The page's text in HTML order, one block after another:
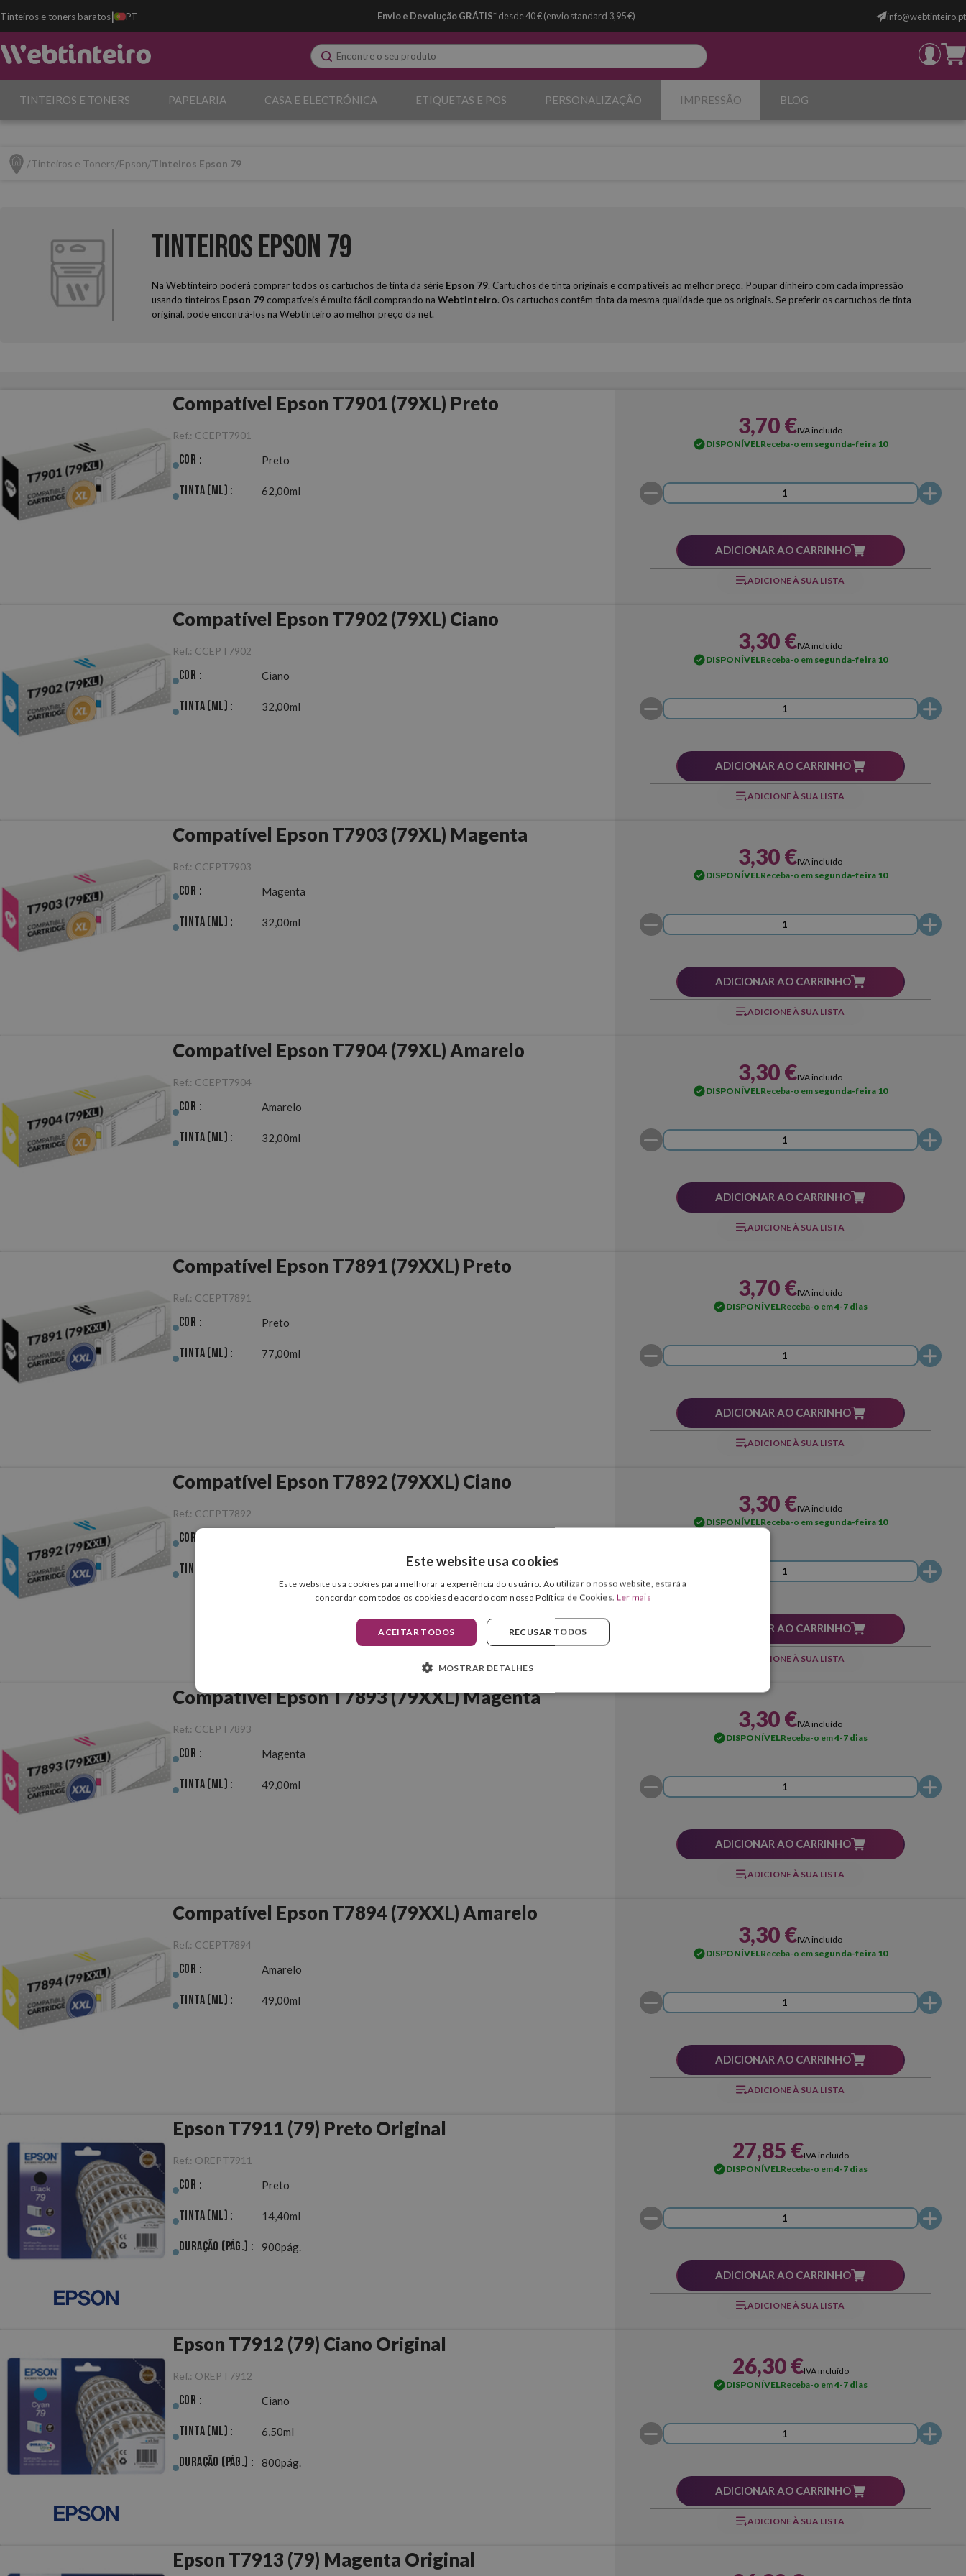
Tinteiros e toners baratos| PT Envio e Devolução GRÁTIS*desde 40 € (envio standard 3,95 €) info@webtinteiro.pt
TINTEIROS E TONERS PAPELARIA CASA E ELECTRÓNICA ETIQUETAS E POS PERSONALIZAÇÃO IMPRESSÃO BLOG
Tinteiros e Toners Epson Tinteiros Epson 79
Tinteiros Epson 79
Na Webtinteiro poderá comprar todos os cartuchos de tinta da série Epson 79. Cartuchos de tinta originais e compatíveis ao melhor preço. Poupar dinheiro com cada impressão
usando tinteiros Epson 79compatíveis é muito fácil comprando na Webtinteiro. Os cartuchos contêm tinta da mesma qualidade que os originais. Se preferir os cartuchos de tinta
original, pode encontrá-los na Webtinteiro ao melhor preço da net.
Compatível Epson T7901 (79XL) Preto
Ref.: CCEPT7901
Cor : Preto
Tinta (ml) : 62,00ml
3,70 €IVA incluído
DISPONÍVELReceba-o em segunda-feira 10
ADICIONAR AO CARRINHO
ADICIONE À SUA LISTA
Compatível Epson T7902 (79XL) Ciano
Ref.: CCEPT7902
Cor : Ciano
Tinta (ml) : 32,00ml
3,30 €IVA incluído
DISPONÍVELReceba-o em segunda-feira 10
ADICIONAR AO CARRINHO
ADICIONE À SUA LISTA
Compatível Epson T7903 (79XL) Magenta
Ref.: CCEPT7903
Cor : Magenta
Tinta (ml) : 32,00ml
3,30 €IVA incluído
DISPONÍVELReceba-o em segunda-feira 10
ADICIONAR AO CARRINHO
ADICIONE À SUA LISTA
Compatível Epson T7904 (79XL) Amarelo
Ref.: CCEPT7904
Cor : Amarelo
Tinta (ml) : 32,00ml
3,30 €IVA incluído
DISPONÍVELReceba-o em segunda-feira 10
ADICIONAR AO CARRINHO
ADICIONE À SUA LISTA
Compatível Epson T7891 (79XXL) Preto
Ref.: CCEPT7891
Cor : Preto
Tinta (ml) : 77,00ml
3,70 €IVA incluído
DISPONÍVELReceba-o em4-7 dias
ADICIONAR AO CARRINHO
ADICIONE À SUA LISTA
Compatível Epson T7892 (79XXL) Ciano
Ref.: CCEPT7892
Cor :
Tinta (ml) :
3,30 €IVA incluído
DISPONÍVELReceba-o em segunda-feira 10
ADICIONAR AO CARRINHO
ADICIONE À SUA LISTA
Compatível Epson T7893 (79XXL) Magenta
Ref.: CCEPT7893
Cor : Magenta
Tinta (ml) : 49,00ml
3,30 €IVA incluído
DISPONÍVELReceba-o em4-7 dias
ADICIONAR AO CARRINHO
ADICIONE À SUA LISTA
Compatível Epson T7894 (79XXL) Amarelo
Ref.: CCEPT7894
Cor : Amarelo
Tinta (ml) : 49,00ml
3,30 €IVA incluído
DISPONÍVELReceba-o em segunda-feira 10
ADICIONAR AO CARRINHO
ADICIONE À SUA LISTA
Epson T7911 (79) Preto Original
Ref.: OREPT7911
Cor : Preto
Tinta (ml) : 14,40ml
Duração (pág.) : 900pág.
27,85 €IVA incluído
DISPONÍVELReceba-o em4-7 dias
ADICIONAR AO CARRINHO
ADICIONE À SUA LISTA
Epson T7912 (79) Ciano Original
Ref.: OREPT7912
Cor : Ciano
Tinta (ml) : 6,50ml
Duração (pág.) : 800pág.
26,30 €IVA incluído
DISPONÍVELReceba-o em4-7 dias
ADICIONAR AO CARRINHO
ADICIONE À SUA LISTA
Epson T7913 (79) Magenta Original
Este website usa cookies
Este website usa cookies para melhorar a experiência do usuário. Ao utilizar o nosso website, estará a
concordar com todos os cookies de acordo com nossa Política de Cookies. Ler mais
ACEITAR TODOS RECUSAR TODOS
MOSTRAR DETALHES